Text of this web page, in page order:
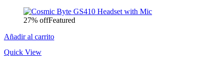
27% offFeatured
Añadir al carrito
Quick View